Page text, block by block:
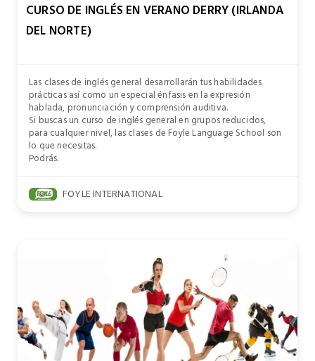
CURSO DE INGLÉS EN VERANO DERRY (IRLANDA
DEL NORTE)
Las clases de inglés general desarrollarán tus habilidades
prácticas así como un especial énfasis en la expresión
hablada, pronunciación y comprensión auditiva.
Si buscas un curso de inglés general en grupos reducidos,
para cualquier nivel, las clases de Foyle Language School son
lo que necesitas.
Podrás.
FOYLE INTERNATIONAL